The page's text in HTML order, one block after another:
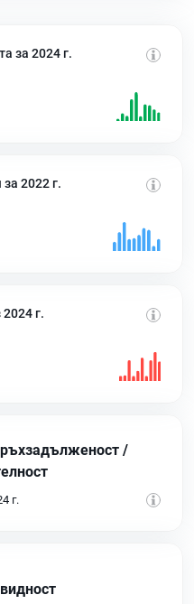
за 2024 г.
2022 г.
г.
/
г.